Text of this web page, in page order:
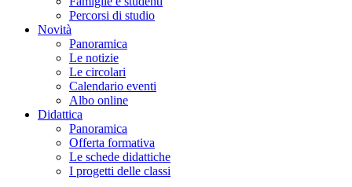
Percorsi di studio
Novità
Panoramica
Le notizie
Le circolari
Calendario eventi
Albo online
Didattica
Panoramica
Offerta formativa
Le schede didattiche
I progetti delle classi